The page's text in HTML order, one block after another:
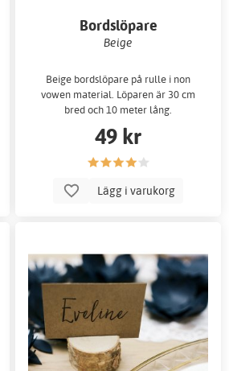
Bordslöpare
Beige
Beige bordslöpare på rulle i non
vowen material. Löparen är 30 cm
bred och 10 meter lång.
49 kr
Lägg i varukorg